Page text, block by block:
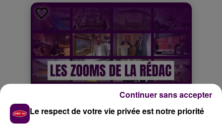
Le respect de votre vie privée est notre priorité
Continuer sans accepter